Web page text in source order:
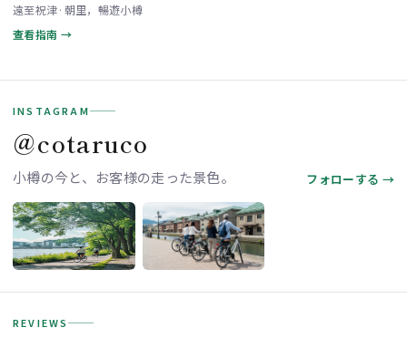
遠至祝津·朝里，暢遊小樽
查看指南 →
INSTAGRAM
＠cotaruco
小樽の今と、お客様の走った景色。 フォローする →
REVIEWS